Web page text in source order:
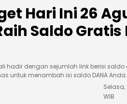
Hari Ini 26
Saldo
hadir dengan sejumlah link berisi
untuk menambah isi saldo DANA Anda.
Selasa,
WIB